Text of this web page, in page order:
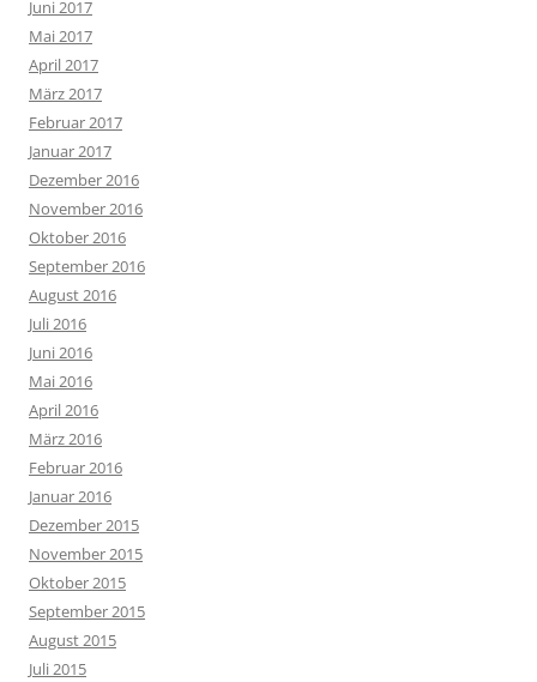
Juni 2017
Mai 2017
April 2017
März 2017
Februar 2017
Januar 2017
Dezember 2016
November 2016
Oktober 2016
September 2016
August 2016
Juli 2016
Juni 2016
Mai 2016
April 2016
März 2016
Februar 2016
Januar 2016
Dezember 2015
November 2015
Oktober 2015
September 2015
August 2015
Juli 2015